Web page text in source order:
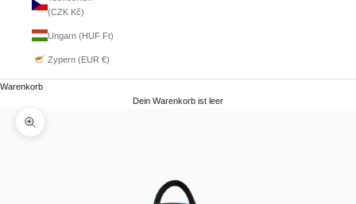
(CZK Kč)
Ungarn (HUF Ft)
Zypern (EUR €)
Warenkorb
Dein Warenkorb ist leer
Bild vergrößern